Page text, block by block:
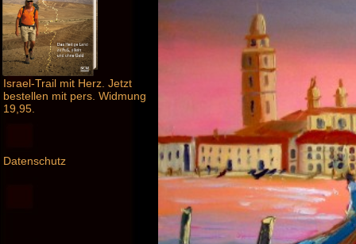
Israel-Trail mit Herz. Jetzt
bestellen mit pers. Widmung
19,95.
Datenschutz